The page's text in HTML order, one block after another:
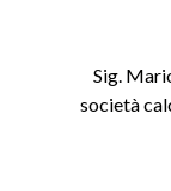
Sig.
società